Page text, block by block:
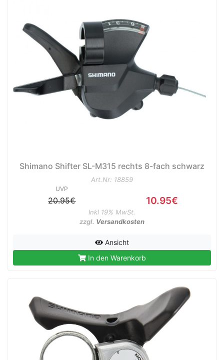
Shimano Shifter SL-M315 rechts 8-fach schwarz
Art.Nr: 18859
UVP
20.95€ 10.95€
Inkl 19% MwSt.
zzgl. Versandkosten
Ansicht
In den Warenkorb